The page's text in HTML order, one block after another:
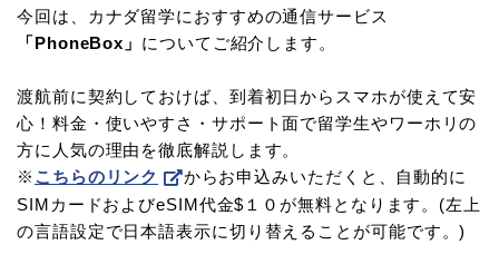
今回は、カナダ留学におすすめの通信サービス
「PhoneBox」 についてご紹介します。
渡航前に契約しておけば、到着初日からスマホが使えて安
心！料金・使いやすさ・サポート面で留学生やワーホリの
方に人気の理由を徹底解説します。
※ こちらのリンク
からお申込みいただくと、自動的に
SIMカードおよびeSIM代金$１０が無料となります。(左上
の言語設定で日本語表示に切り替えることが可能です。)